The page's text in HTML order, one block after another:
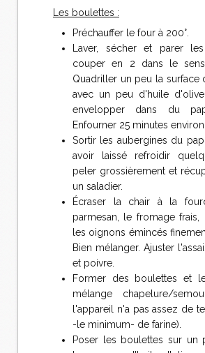
Les boulettes :
Préchauffer le four à 200°.
Laver, sécher et parer
couper en 2 dans le
Quadriller un peu la surface
avec un peu d'huile
envelopper dans du
Enfourner 25 minutes environ.
Sortir les aubergines du
avoir laissé refroidir
peler grossièrement et
un saladier.
Écraser la chair à la
parmesan, le fromage frais,
les oignons émincés
Bien mélanger. Ajuster
et poivre.
Former des boulettes et
mélange chapelure/
l'appareil n'a pas assez de
-le minimum- de farine).
Poser les boulettes sur un